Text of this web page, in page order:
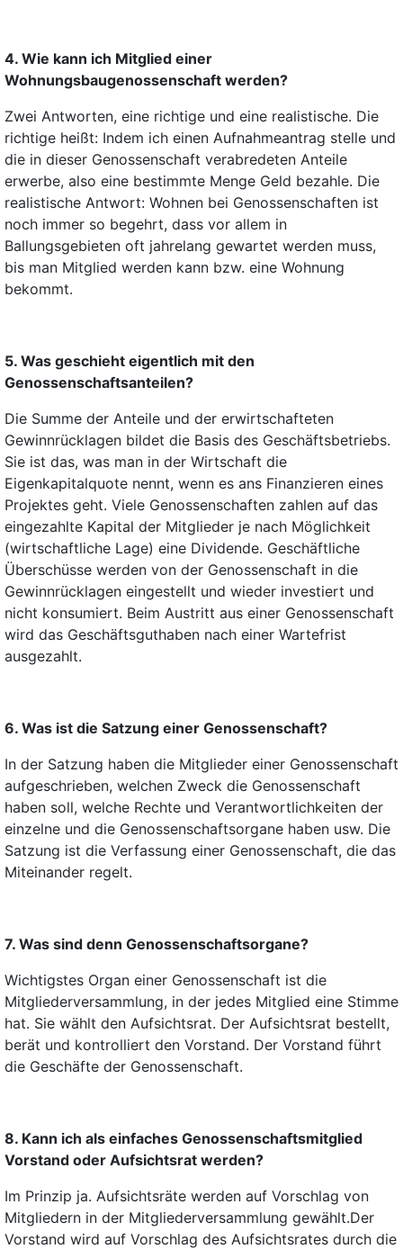
4. Wie kann ich Mitglied einer
Wohnungsbaugenossenschaft werden?
Zwei Antworten, eine richtige und eine realistische. Die
richtige heißt: Indem ich einen Aufnahmeantrag stelle und
die in dieser Genossenschaft verabredeten Anteile
erwerbe, also eine bestimmte Menge Geld bezahle. Die
realistische Antwort: Wohnen bei Genossenschaften ist
noch immer so begehrt, dass vor allem in
Ballungsgebieten oft jahrelang gewartet werden muss,
bis man Mitglied werden kann bzw. eine Wohnung
bekommt.
5. Was geschieht eigentlich mit den
Genossenschaftsanteilen?
Die Summe der Anteile und der erwirtschafteten
Gewinnrücklagen bildet die Basis des Geschäftsbetriebs.
Sie ist das, was man in der Wirtschaft die
Eigenkapitalquote nennt, wenn es ans Finanzieren eines
Projektes geht. Viele Genossenschaften zahlen auf das
eingezahlte Kapital der Mitglieder je nach Möglichkeit
(wirtschaftliche Lage) eine Dividende. Geschäftliche
Überschüsse werden von der Genossenschaft in die
Gewinnrücklagen eingestellt und wieder investiert und
nicht konsumiert. Beim Austritt aus einer Genossenschaft
wird das Geschäftsguthaben nach einer Wartefrist
ausgezahlt.
6. Was ist die Satzung einer Genossenschaft?
In der Satzung haben die Mitglieder einer Genossenschaft
aufgeschrieben, welchen Zweck die Genossenschaft
haben soll, welche Rechte und Verantwortlichkeiten der
einzelne und die Genossenschaftsorgane haben usw. Die
Satzung ist die Verfassung einer Genossenschaft, die das
Miteinander regelt.
7. Was sind denn Genossenschaftsorgane?
Wichtigstes Organ einer Genossenschaft ist die
Mitgliederversammlung, in der jedes Mitglied eine Stimme
hat. Sie wählt den Aufsichtsrat. Der Aufsichtsrat bestellt,
berät und kontrolliert den Vorstand. Der Vorstand führt
die Geschäfte der Genossenschaft.
8. Kann ich als einfaches Genossenschaftsmitglied
Vorstand oder Aufsichtsrat werden?
Im Prinzip ja. Aufsichtsräte werden auf Vorschlag von
Mitgliedern in der Mitgliederversammlung gewählt.Der
Vorstand wird auf Vorschlag des Aufsichtsrates durch die